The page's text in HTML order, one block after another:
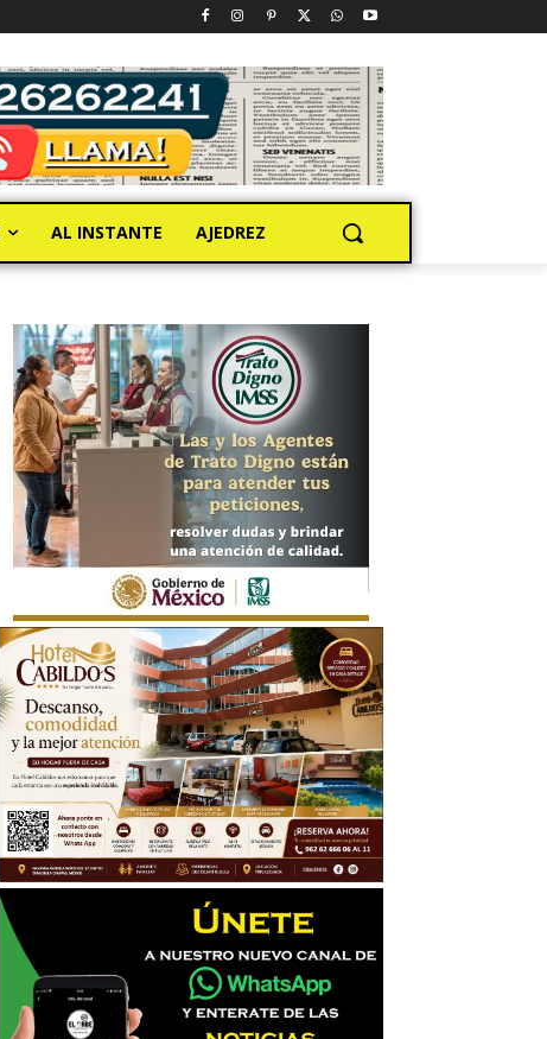
AL INSTANTE AJEDREZ